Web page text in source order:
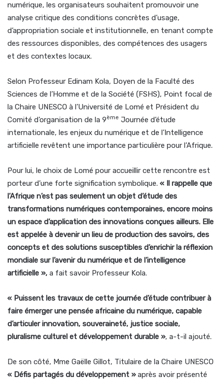
numérique, les organisateurs souhaitent promouvoir une
analyse critique des conditions concrètes d’usage,
d’appropriation sociale et institutionnelle, en tenant compte
des ressources disponibles, des compétences des usagers
et des contextes locaux.
Selon Professeur Edinam Kola, Doyen de la Faculté des
Sciences de l’Homme et de la Société (FSHS), Point focal de
la Chaire UNESCO à l’Université de Lomé et Président du
Comité d’organisation de la 9ème Journée d’étude
internationale, les enjeux du numérique et de l’Intelligence
artificielle revêtent une importance particulière pour l’Afrique.
Pour lui, le choix de Lomé pour accueillir cette rencontre est
porteur d’une forte signification symbolique. « Il rappelle que
l’Afrique n’est pas seulement un objet d’étude des
transformations numériques contemporaines, encore moins
un espace d’application des innovations conçues ailleurs. Elle
est appelée à devenir un lieu de production des savoirs, des
concepts et des solutions susceptibles d’enrichir la réflexion
mondiale sur l’avenir du numérique et de l’intelligence
artificielle », a fait savoir Professeur Kola.
« Puissent les travaux de cette journée d’étude contribuer à
faire émerger une pensée africaine du numérique, capable
d’articuler innovation, souveraineté, justice sociale,
pluralisme culturel et développement durable », a-t-il ajouté.
De son côté, Mme Gaëlle Gillot, Titulaire de la Chaire UNESCO
« Défis partagés du développement »après avoir présenté